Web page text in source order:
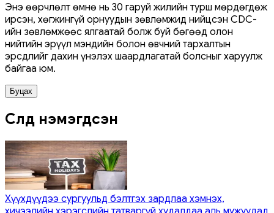
Энэ өөрчлөлт өмнө нь 30 гаруй жилийн турш мөрдөгдөж
ирсэн, хөгжингүй орнуудын зөвлөмжид нийцсэн CDC-
ийн зөвлөмжөөс ялгаатай болж буй бөгөөд олон
нийтийн эрүүл мэндийн болон өвчний тархалтын
эрсдлийг дахин үнэлэх шаардлагатай болсныг харуулж
байгаа юм.
Буцах
Сүүлд нэмэгдсэн
Хүүхдүүдээ сургуульд бэлтгэх зардлаа хэмнэх,